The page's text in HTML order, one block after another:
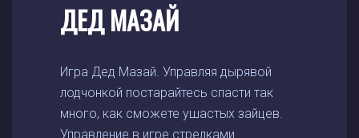
ДЕД МАЗАЙ
Игра Дед Мазай. Управляя дырявой
лодчонкой постарайтесь спасти так
много, как сможете ушастых зайцев.
Управление в игре стрелками.